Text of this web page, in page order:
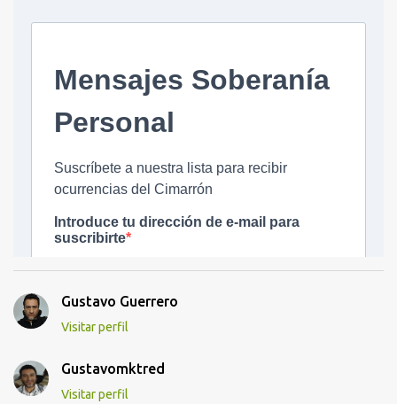
Gustavo Guerrero
Visitar perfil
Gustavomktred
Visitar perfil